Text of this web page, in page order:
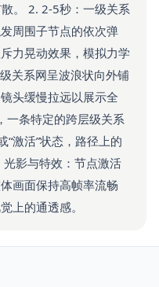
。 2. 2-5秒：一级关系
周围子节点的依次弹
力晃动效果，模拟力学
关系网呈波浪状向外铺
头缓慢拉远以展示全
一条特定的跨层级关系
“激活”状态，路径上的
影与特效：节点激活
画面保持高帧率流畅
上的通透感。